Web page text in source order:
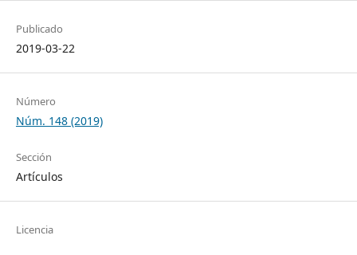
Publicado
2019-03-22
Número
Núm. 148 (2019)
Sección
Artículos
Licencia